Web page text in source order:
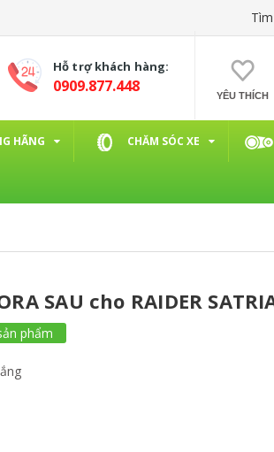
Hỗ trợ khách hàng:
0909.877.448 YÊU THÍCH
HÃNG CHĂM SÓC XE
SAU cho RAIDER
phẩm